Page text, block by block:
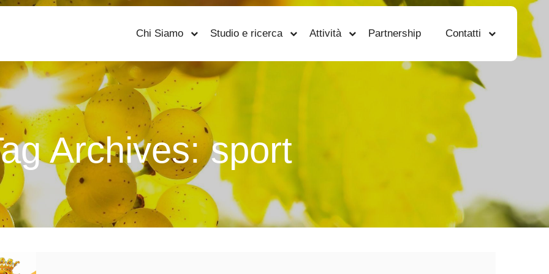
Chi Siamo Studio e ricerca Attività Partnership Contatti
Archives:sport